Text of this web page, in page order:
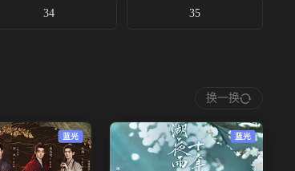
34 35
换一换
蓝光 蓝光